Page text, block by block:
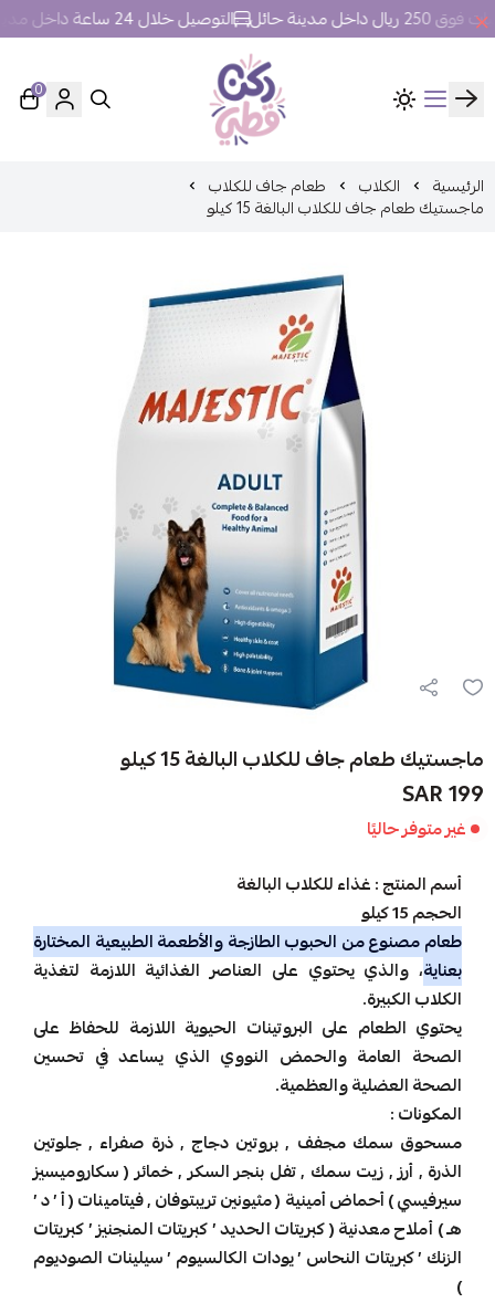
مدينة حائل التوصيل خلال 24 ساعة داخل مدينة حائل.
ركن قطي
0
الرئيسية الكلاب طعام جاف للكلاب
ماجستيك طعام جاف للكلاب البالغة 15 كيلو
ماجستيك طعام جاف للكلاب البالغة 15 كيلو
199 SAR
غير متوفر حاليًا
أسم المنتج : غذاء للكلاب البالغة
الحجم 15 كيلو
طعام مصنوع من الحبوب الطازجة والأطعمة الطبيعية المختارة
بعناية، والذي يحتوي على العناصر الغذائية اللازمة لتغذية
الكلاب الكبيرة.
يحتوي الطعام على البروتينات الحيوية اللازمة للحفاظ على
الصحة العامة والحمض النووي الذي يساعد في تحسين
الصحة العضلية والعظمية.
المكونات :
مسحوق سمك مجفف , بروتين دجاج , ذرة صفراء , جلوتين
الذرة , أرز , زيت سمك , تفل بنجر السكر , خمائر ( سكاروميسيز
سيرفيسي ) أحماض أمينية ( مثيونين تريبتوفان , فيتامينات ( أ ’ د ’
هـ ) أملاح معدنية ( كبريتات الحديد ’ كبريتات المنجنيز ’ كبريتات
الزنك ’ كبريتات النحاس ’ يودات الكالسيوم ’ سيلينات الصوديوم
)